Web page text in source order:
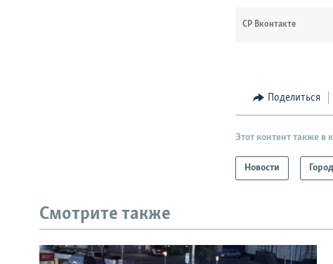
СР Вконтакте
Поделиться
Этот контент также в
Новости
Смотрите также